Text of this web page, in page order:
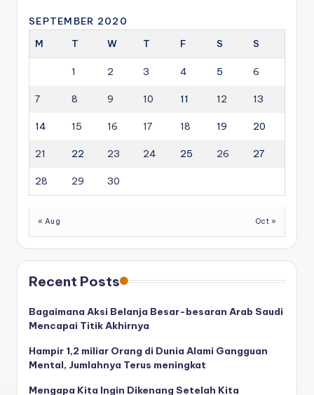
SEPTEMBER 2020
M
T W T F S S
1 2 3 4 5 6
7 8 9 10 11 12 13
14 15 16 17 18 19 20
21 22 23 24 25 26 27
28 29 30
« Aug Oct »
Recent Posts
Bagaimana Aksi Belanja Besar-besaran Arab Saudi
Mencapai Titik Akhirnya
Hampir 1,2 miliar Orang di Dunia Alami Gangguan
Mental, Jumlahnya Terus meningkat
Mengapa Kita Ingin Dikenang Setelah Kita